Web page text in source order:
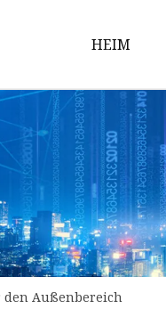
HEIM
den Außenbereich